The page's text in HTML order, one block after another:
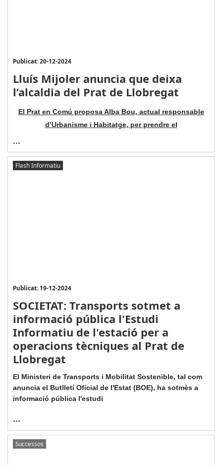
Publicat: 20-12-2024
Lluís Mijoler anuncia que deixa
l’alcaldia del Prat de Llobregat
El Prat en Comú proposa Alba Bou, actual responsable
d’Urbanisme i Habitatge, per prendre el
...
Flash Informatiu
Publicat: 19-12-2024
SOCIETAT: Transports sotmet a
informació pública l'Estudi
Informatiu de l'estació per a
operacions tècniques al Prat de
Llobregat
El Ministeri de Transports i Mobilitat Sostenible, tal com
anuncia el Butlletí Oficial de l'Estat (BOE), ha sotmès a
informació pública l'estudi
...
Successos